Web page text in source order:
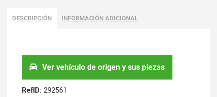
DESCRIPCIÓN INFORMACIÓN ADICIONAL
Ver vehículo de origen y sus piezas
RefID: 292561